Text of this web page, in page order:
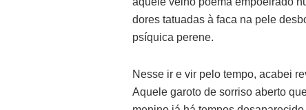
dores tatuadas à faca na pele
psíquica perene.
Nesse ir e vir pelo tempo, acabei
Aquele garoto de sorriso aberto